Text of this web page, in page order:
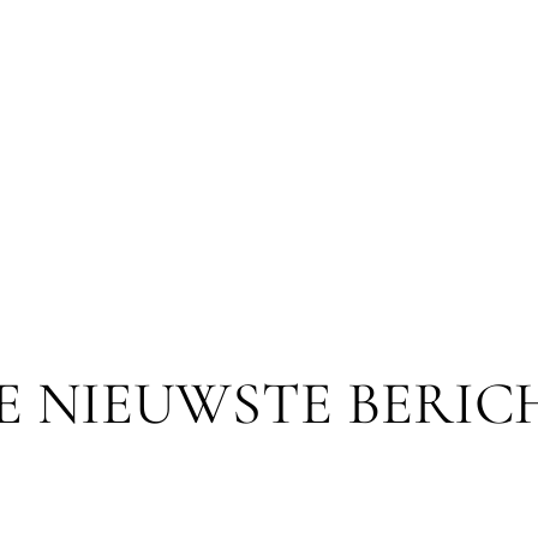
NIEUWSTE